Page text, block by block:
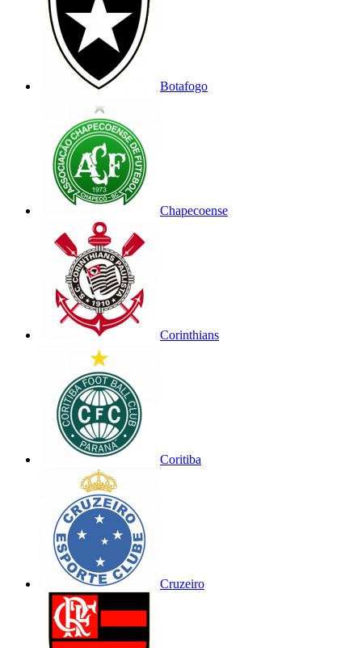
Botafogo
Chapecoense
Corinthians
Coritiba
Cruzeiro